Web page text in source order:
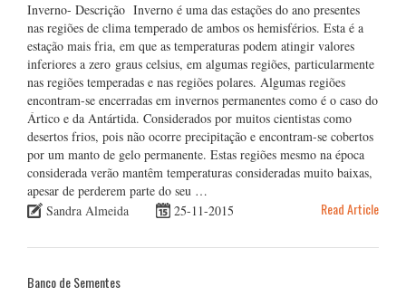
Inverno- Descrição Inverno é uma das estações do ano presentes
nas regiões de clima temperado de ambos os hemisférios. Esta é a
estação mais fria, em que as temperaturas podem atingir valores
inferiores a zero graus celsius, em algumas regiões, particularmente
nas regiões temperadas e nas regiões polares. Algumas regiões
encontram-se encerradas em invernos permanentes como é o caso do
Ártico e da Antártida. Considerados por muitos cientistas como
desertos frios, pois não ocorre precipitação e encontram-se cobertos
por um manto de gelo permanente. Estas regiões mesmo na época
considerada verão mantêm temperaturas consideradas muito baixas,
apesar de perderem parte do seu …
Sandra Almeida
25-11-2015 Read Article
Banco de Sementes